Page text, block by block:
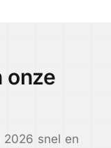
onze
2026 snel en